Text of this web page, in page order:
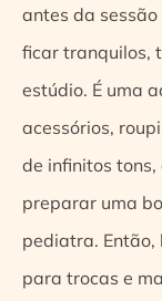
antes da
ficar tranquilos,
estúdio. É uma
acessórios,
de infinitos tons,
preparar uma
pediatra.
para trocas e